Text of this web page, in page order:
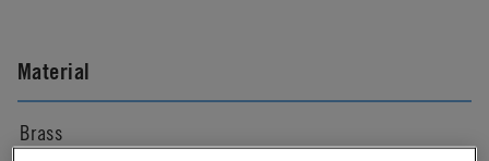
Material
Brass